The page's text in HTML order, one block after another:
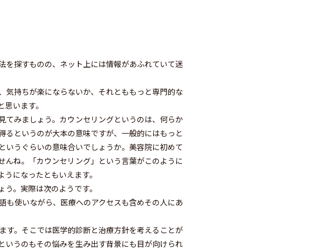
探すものの、ネット上には情報があふれていて迷
持ちが楽にならないか、それとももっと専門的な
います。
みましょう。カウンセリングというのは、何らか
というのが大本の意味ですが、一般的にはもっと
うぐらいの意味合いでしょうか。美容院に初めて
ね。「カウンセリング」という言葉がこのように
になったともいえます。
。実際は次のようです。
使いながら、医療へのアクセスも含めその人にあ
。そこでは医学的診断と治療方針を考えることが
いうのもその悩みを生み出す背景にも目が向けられ